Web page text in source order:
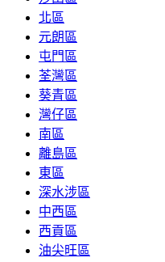
北區
元朗區
屯門區
荃灣區
葵青區
灣仔區
南區
離島區
東區
深水涉區
中西區
西貢區
油尖旺區